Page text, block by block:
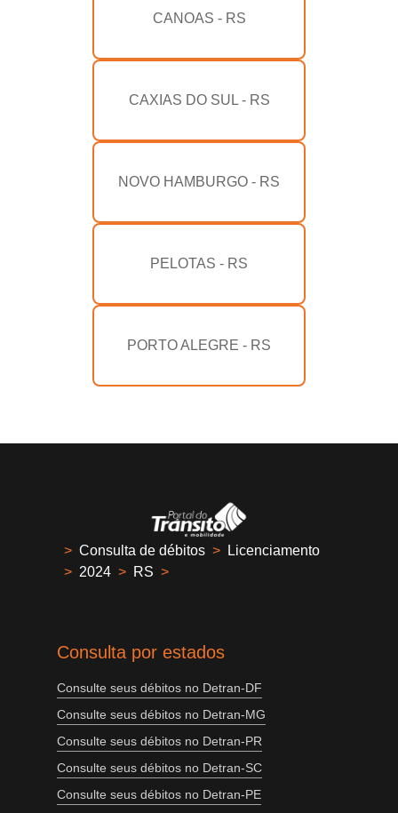
CANOAS - RS
CAXIAS DO SUL - RS
NOVO HAMBURGO - RS
PELOTAS - RS
PORTO ALEGRE - RS
> Consulta de débitos >
Licenciamento
> 2024 > RS >
Consulta por estados
Consulte seus débitos no Detran-DF
Consulte seus débitos no Detran-MG
Consulte seus débitos no Detran-PR
Consulte seus débitos no Detran-SC
Consulte seus débitos no Detran-PE